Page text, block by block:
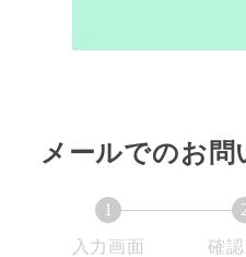
メールでのお問
1
入力画面
確